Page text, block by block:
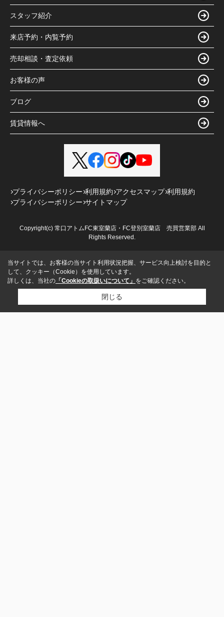
スタッフ紹介
来店予約・内覧予約
売却相談・査定依頼
お客様の声
ブログ
賃貸情報へ
プライバシーポリシー 利用規約 アクセスマップ 利用規約
プライバシーポリシー サイトマップ
Copyright(c) 常口アトムFC東室蘭店・FC登別室蘭店 売買営業部 All
Rights Reserved.
当サイトでは、お客様の当サイト利用状況把握、サービス向上検討を目的と
して、クッキー（Cookie）を使用しています。
詳しくは、当社の 「Cookieの取扱いについて」 をご確認ください。
閉じる